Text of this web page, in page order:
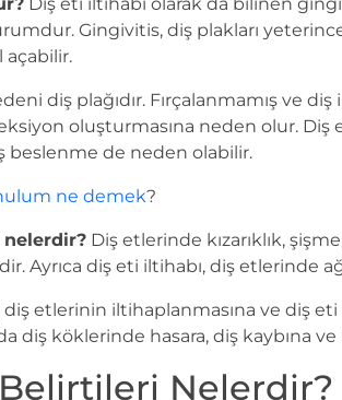
Gingivitis, diş plakları
açabilir.
diş plağıdır. Fırçalanmamış ve
oluşturmasına neden olur. Diş
beslenme de neden olabilir.
ne demek?
Diş etlerinde kızarıklık,
Ayrıca diş eti iltihabı, diş etlerinde
diş etlerinin iltihaplanmasına ve diş eti
diş köklerinde hasara, diş kaybına
Nelerdir?